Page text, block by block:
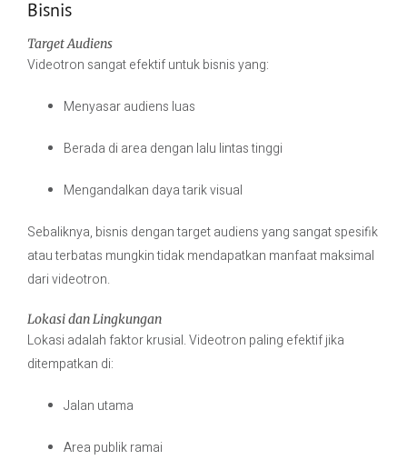
Bisnis
Target Audiens
Videotron sangat efektif untuk bisnis yang:
Menyasar audiens luas
Berada di area dengan lalu lintas tinggi
Mengandalkan daya tarik visual
Sebaliknya, bisnis dengan target audiens yang sangat spesifik
atau terbatas mungkin tidak mendapatkan manfaat maksimal
dari videotron.
Lokasi dan Lingkungan
Lokasi adalah faktor krusial. Videotron paling efektif jika
ditempatkan di:
Jalan utama
Area publik ramai